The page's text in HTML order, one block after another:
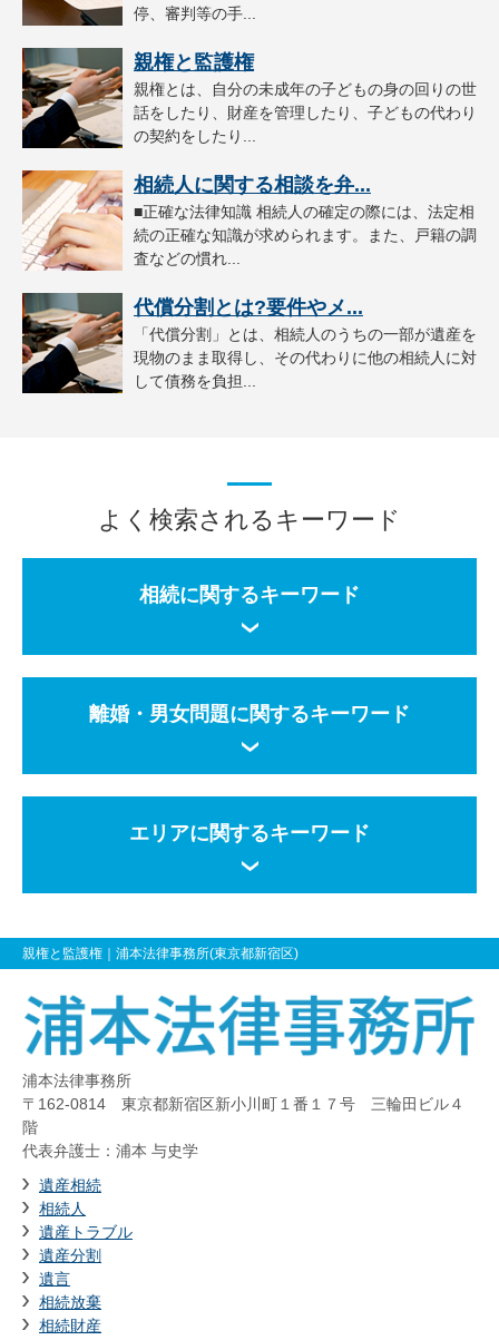
停、審判等の手...
親権と監護権
親権とは、自分の未成年の子どもの身の回りの世
話をしたり、財産を管理したり、子どもの代わり
の契約をしたり...
相続人に関する相談を弁...
■正確な法律知識 相続人の確定の際には、法定相
続の正確な知識が求められます。また、戸籍の調
査などの慣れ...
代償分割とは?要件やメ...
「代償分割」とは、相続人のうちの一部が遺産を
現物のまま取得し、その代わりに他の相続人に対
して債務を負担...
よく検索されるキーワード
相続に関するキーワード
離婚・男女問題に関するキーワード
エリアに関するキーワード
親権と監護権 ｜浦本法律事務所(東京都新宿区)
浦本法律事務所
〒162-0814 東京都新宿区新小川町１番１７号 三輪田ビル４
階
代表弁護士：浦本 与史学
遺産相続
相続人
遺産トラブル
遺産分割
遺言
相続放棄
相続財産